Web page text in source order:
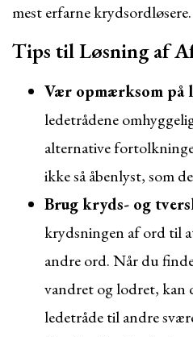
mest erfarne krydsordløsere.
Tips til Løsning af
Vær opmærksom på
ledetrådene
alternative
ikke så åbenlyst, som
Brug kryds- og
krydsningen af ord til
andre ord. Når du
vandret og lodret, kan
ledetråde til andre